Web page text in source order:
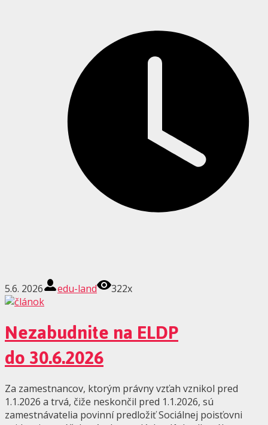
5.6. 2026 edu-land 322x
Nezabudnite na ELDP
do 30.6.2026
Za zamestnancov, ktorým právny vzťah vznikol pred
1.1.2026 a trvá, čiže neskončil pred 1.1.2026, sú
zamestnávatelia povinní predložiť Sociálnej poisťovni